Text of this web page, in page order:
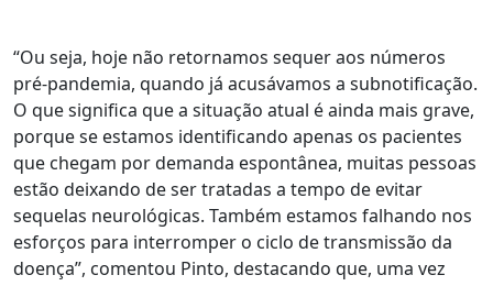
“Ou seja, hoje não retornamos sequer aos números
pré-pandemia, quando já acusávamos a subnotificação.
O que significa que a situação atual é ainda mais grave,
porque se estamos identificando apenas os pacientes
que chegam por demanda espontânea, muitas pessoas
estão deixando de ser tratadas a tempo de evitar
sequelas neurológicas. Também estamos falhando nos
esforços para interromper o ciclo de transmissão da
doença”, comentou Pinto, destacando que, uma vez